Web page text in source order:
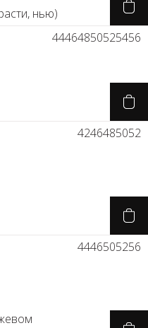
нью)
44464850525456
4246485052
4446505256